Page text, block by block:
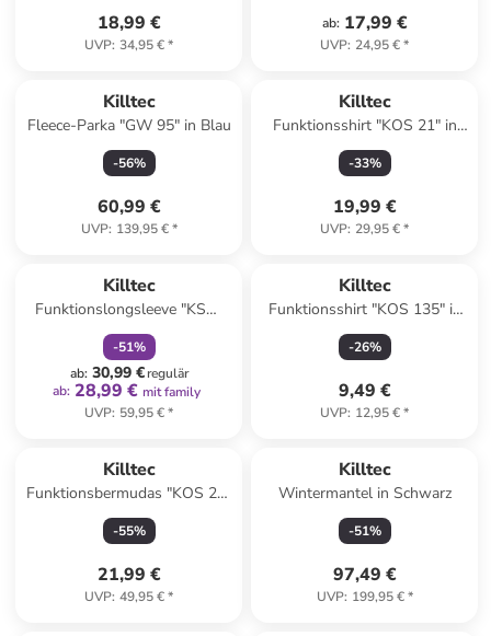
18,99 €
UVP: 34,95 €*
ab: 17,99 €
UVP: 24,95 €*
Killtec
Fleece-Parka "GW 95" in Blau
-56%
60,99 €
UVP: 139,95 €*
Killtec
Funktionsshirt "KOS 21" in
Lila
-33%
19,99 €
UVP: 29,95 €*
Killtec
Funktionslongsleeve "KSW
258" in Blau/ Hellblau/ Weiß
-51%
ab: 30,99 €regulär
ab: 28,99 € mit family
UVP: 59,95 €*
Killtec
Funktionsshirt "KOS 135" in
Hellblau
-26%
9,49 €
UVP: 12,95 €*
Killtec
Funktionsbermudas "KOS 20"
in Dunkelblau
-55%
21,99 €
UVP: 49,95 €*
Killtec
Wintermantel in Schwarz
-51%
97,49 €
UVP: 199,95 €*